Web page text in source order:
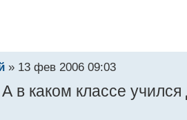
» 13 фев 2006 09:03
в каком классе